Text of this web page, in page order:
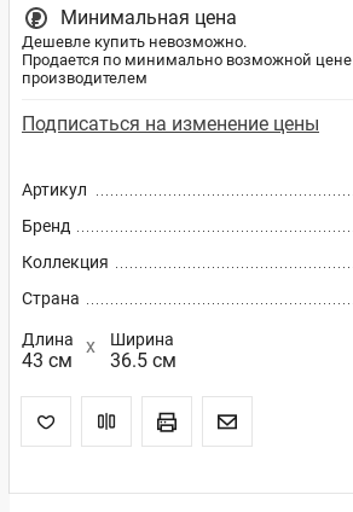
Артикул
Бренд
Коллекция
Страна
Длина
43 см
Ширина
36.5 см
Минимальная цена
Дешевле купить невозможно.
Продается по минимально возможной цене
производителем
Подписаться на изменение цены